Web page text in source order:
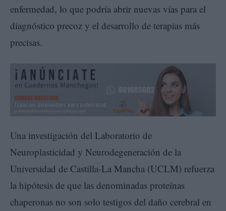
enfermedad, lo que podría abrir nuevas vías para el
diagnóstico precoz y el desarrollo de terapias más
precisas.
Una investigación del Laboratorio de
Neuroplasticidad y Neurodegeneración de la
Universidad de Castilla-La Mancha (UCLM) refuerza
la hipótesis de que las denominadas proteínas
chaperonas no son solo testigos del daño cerebral en